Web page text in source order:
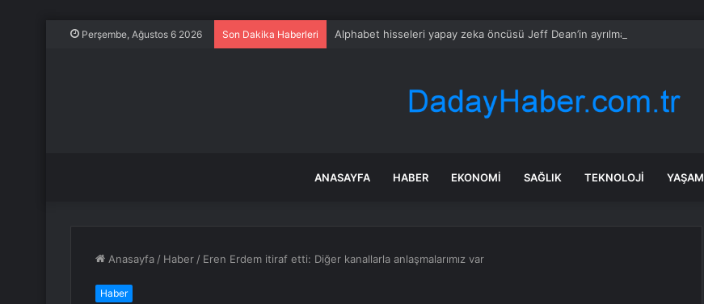
Perşembe, Ağustos 6 2026 Son Dakika Haberleri Alphabet hisseleri yapay zeka öncüsü Jeff Dean’in ayrılmasıyla %5 düştü
ANASAYFA HABER EKONOMI SAĞLIK TEKNOLOJI YAŞAM
Anasayfa / Haber / Eren Erdem itiraf etti: Diğer kanallarla anlaşmalarımız var
Haber